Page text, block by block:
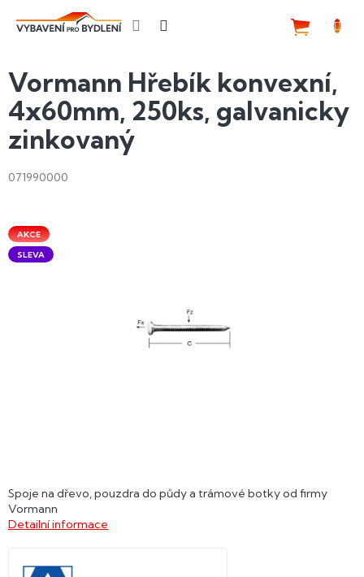
Vormann Hřebík konvexní,
4x60mm, 250ks, galvanicky
zinkovaný
071990000
AKCE
SLEVA
Spoje na dřevo, pouzdra do půdy a trámové botky od firmy
Vormann
Detailní informace